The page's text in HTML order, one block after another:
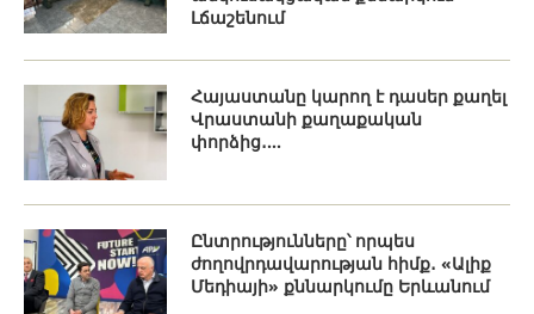
Լճաշենում
Հայաստանը կարող է դասեր քաղել
Վրաստանի քաղաքական
փորձից․...
Ընտրությունները՝ որպես
ժողովրդավարության հիմք․ «Ալիք
Մեդիայի» քննարկումը Երևանում